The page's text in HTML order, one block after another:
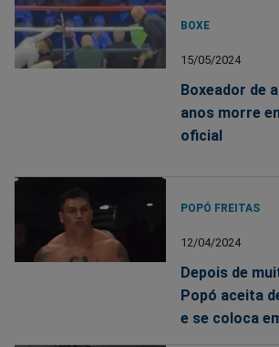
BOXE
15/05/2024
Boxeador de
anos morre
oficial
POPÓ FREITAS
12/04/2024
Depois de
Popó aceita
e se coloca